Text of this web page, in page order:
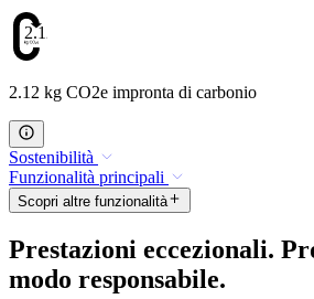
2.12
2.12 kg CO2e impronta di carbonio
Sostenibilità
Funzionalità principali
Scopri altre funzionalità
Prestazioni eccezionali.
modo responsabile.